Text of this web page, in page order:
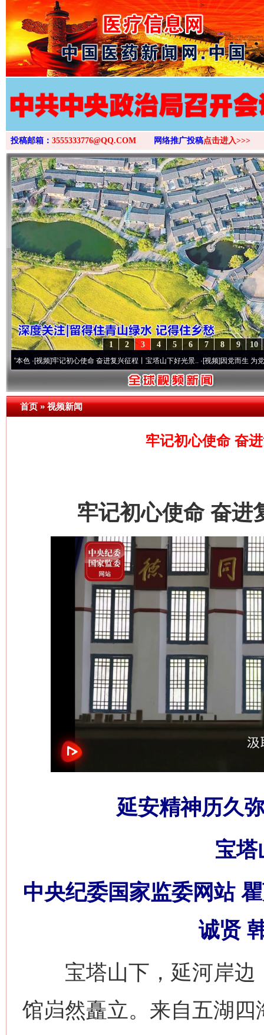
>
投稿邮箱： 3555333776@QQ.COM 网络推广投稿点击进入>>>
10
9
8
7
6
5
4
3
2
1
频]牢记初心使命 奋进复兴征程丨宝塔山下好光景..·[视频]因党而生 为党而战——百
首页»视频新闻
牢记初心使命 奋
牢记初心使命 奋进
延安精神历久
宝塔
中央纪委国家监委网站
诚贤
宝塔山下，延河岸边
馆岿然矗立。来自五湖